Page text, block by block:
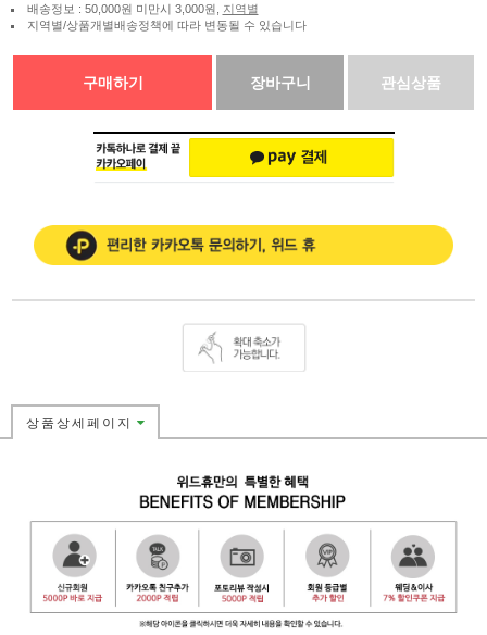
배송정보 : 50,000원 미만시 3,000원,
지역별
지역별/상품개별배송정책에 따라 변동될 수 있습니다
구매하기 장바구니 관심상품
상품상세페이지